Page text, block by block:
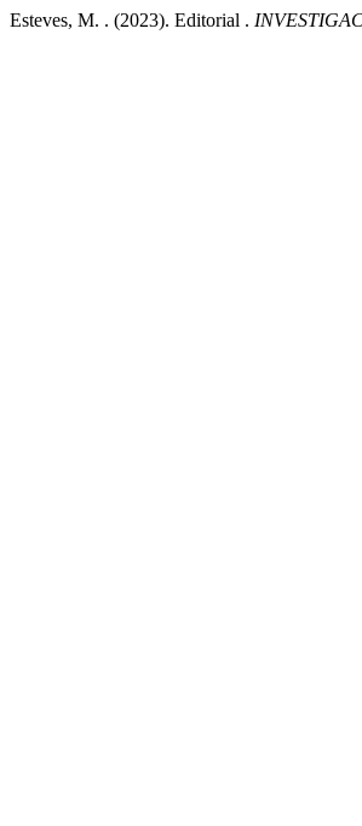
Esteves, M. . (2023). Editorial .